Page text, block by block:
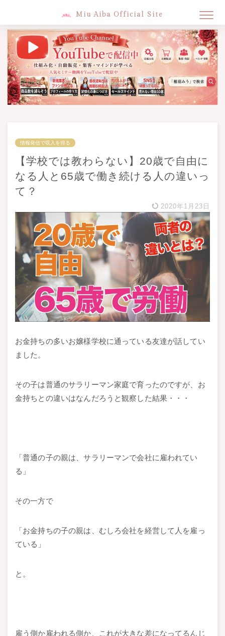
Miu Aiba Official Site
情報発信で収入を得る
【学校では教わらない】20歳で自由に
なる人と65歳で働き続ける人の違いっ
て？
2020年1月23日
お金持ちの多いお嬢様学校に通っている友達が話してい
ました。
その子は普通のサラリーマン家庭で育ったのですが、お
金持ちとの違いはなんだろうと観察した結果・・・
「普通の子の親は、サラリーマンで会社に雇われてい
る」
その一方で
「お金持ちの子の親は、むしろ会社を経営して人を雇っ
ている」
と。
雇う側か雇われる側か、これが大きな差になってるんじ